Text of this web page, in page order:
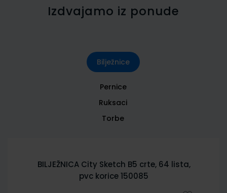
Izdvajamo iz ponude
Bilježnice
Pernice
Ruksaci
Torbe
BILJEŽNICA City Sketch B5 crte, 64 lista,
pvc korice 150085